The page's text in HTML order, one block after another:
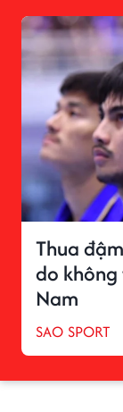
Thua
do
Nam
SAO SPORT